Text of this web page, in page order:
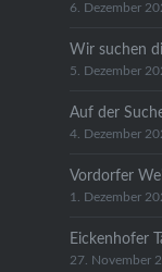
6. Dezember
Wir suchen
5. Dezember
Auf der
4. Dezember
Vordorfer
1. Dezember
Eickenhofer
27. November